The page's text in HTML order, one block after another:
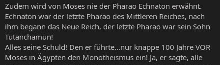
Zudem wird von Moses nie der Pharao Echnaton erwähnt.
Echnaton war der letzte Pharao des Mittleren Reiches, nach
ihm begann das Neue Reich, der letzte Pharao war sein Sohn
Tutanchamun!
Alles seine Schuld! Den er führte...nur knappe 100 Jahre VOR
Moses in Ägypten den Monotheismus ein! Ja, er sagte, alle